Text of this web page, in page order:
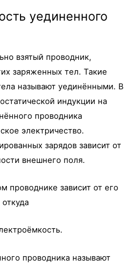
уединенного
взятый проводник,
заряженных тел. Такие
называют уединёнными. В
индукции на
проводника
электричество.
зарядов зависит от
внешнего поля.
проводнике зависит от его
откуда
проводника называют